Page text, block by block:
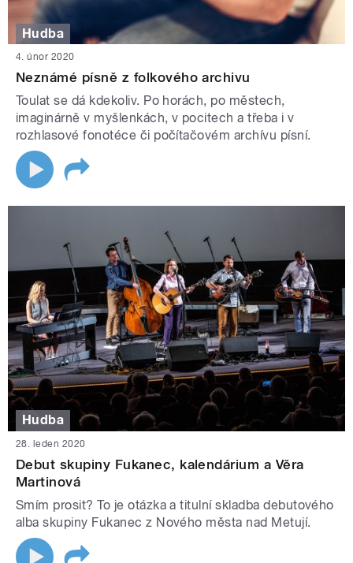
Hudba
4. únor 2020
Neznámé písně z folkového archivu
Toulat se dá kdekoliv. Po horách, po městech,
imaginárně v myšlenkách, v pocitech a třeba i v
rozhlasové fonotéce či počítačovém archívu písní.
Hudba
28. leden 2020
Debut skupiny Fukanec, kalendárium a Věra
Martinová
Smím prosit? To je otázka a titulní skladba debutového
alba skupiny Fukanec z Nového města nad Metují.